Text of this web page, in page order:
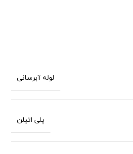
لوله آبرسانی
پلی اتیلن